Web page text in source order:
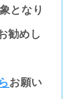
となり
勧めし
お願い